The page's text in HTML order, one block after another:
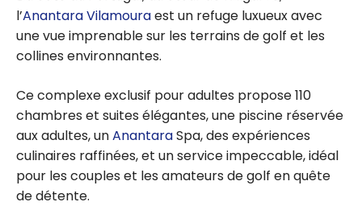
l’Anantara Vilamouraest un refuge luxueux avec
une vue imprenable sur les terrains de golf et les
collines environnantes.
Ce complexe exclusif pour adultes propose 110
chambres et suites élégantes, une piscine réservée
aux adultes, unAnantaraSpa, des expériences
culinaires raffinées, et un service impeccable, idéal
pour les couples et les amateurs de golf en quête
de détente.